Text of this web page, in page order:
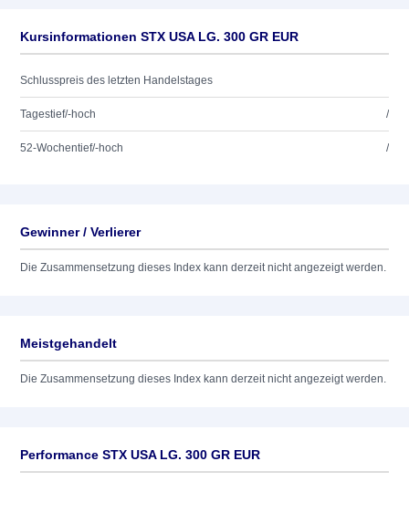
Kursinformationen STX USA LG. 300 GR EUR
Schlusspreis des letzten Handelstages
Tagestief/-hoch /
52-Wochentief/-hoch /
Gewinner / Verlierer
Die Zusammensetzung dieses Index kann derzeit nicht angezeigt werden.
Meistgehandelt
Die Zusammensetzung dieses Index kann derzeit nicht angezeigt werden.
Performance STX USA LG. 300 GR EUR